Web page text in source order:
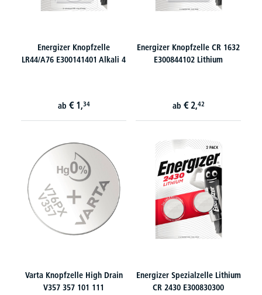
Energizer Knopfzelle
LR44/A76 E300141401 Alkali 4
ab € 1,34
Energizer Knopfzelle CR 1632
E300844102 Lithium
ab € 2,42
Varta Knopfzelle High Drain
V357 357 101 111
Energizer Spezialzelle Lithium
CR 2430 E300830300